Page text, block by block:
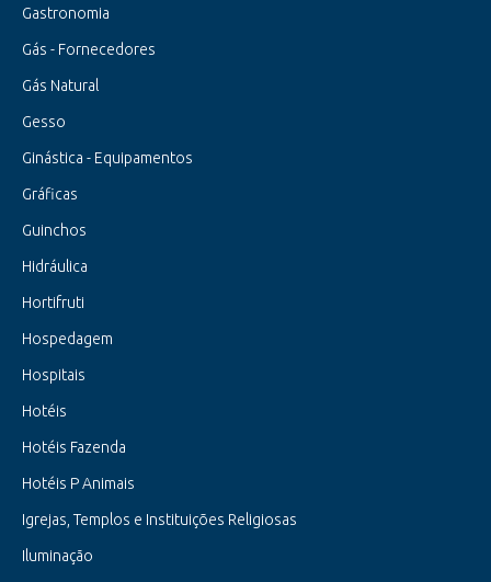
Gastronomia
Gás - Fornecedores
Gás Natural
Gesso
Ginástica - Equipamentos
Gráficas
Guinchos
Hidráulica
Hortifruti
Hospedagem
Hospitais
Hotéis
Hotéis Fazenda
Hotéis P Animais
Igrejas, Templos e Instituições Religiosas
Iluminação